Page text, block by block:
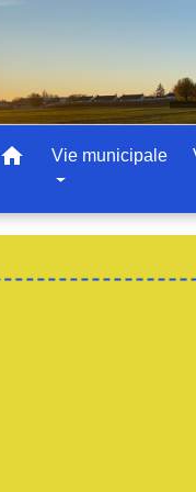
home Vie municipale